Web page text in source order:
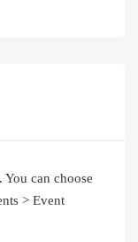
You can choose
> Event